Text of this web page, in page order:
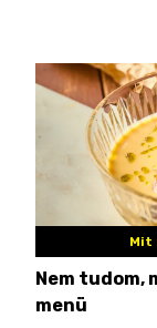
Mit
Nem tudom,
menü